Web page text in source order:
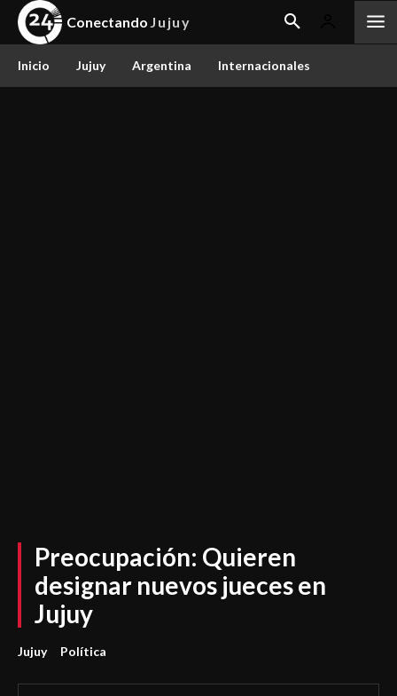
Conectando Jujuy
Inicio Jujuy Argentina Internacionales
Preocupación: Quieren
designar nuevos jueces en
Jujuy
Jujuy Política